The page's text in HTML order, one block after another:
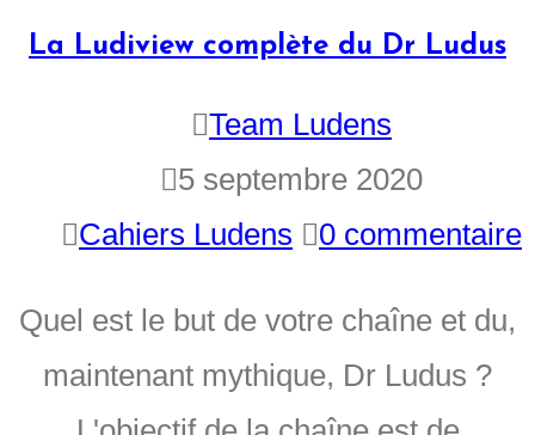
La Ludiview complète du Dr Ludus
Team Ludens
5 septembre 2020
Cahiers Ludens
0 commentaire
Quel est le but de votre chaîne et du,
maintenant mythique, Dr Ludus ?